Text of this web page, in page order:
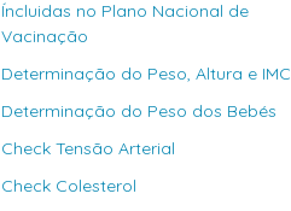
Íncluidas no Plano Nacional de
Vacinação
Determinação do Peso, Altura e IMC
Determinação do Peso dos Bebés
Check Tensão Arterial
Check Colesterol